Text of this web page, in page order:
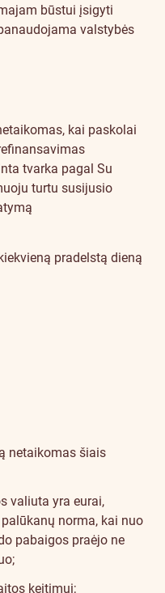
būstui įsigyti
valstybės
kai paskolai
tvarka pagal Su
turtu susijusio
pradelstą dieną
netaikomas šiais
valiuta yra eurai,
norma, kai nuo
pabaigos praėjo ne
keitimui;